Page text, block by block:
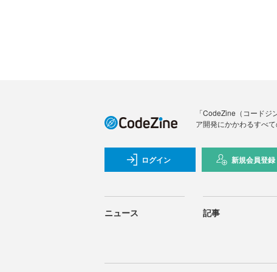
「CodeZine（コード
ア開発にかかわるすべ
ログイン 新規会員登録
ニュース 記事